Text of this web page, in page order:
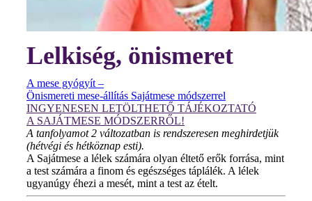
Lelkiség, önismeret
A mese gyógyít –
Önismereti mese-állítás Sajátmese módszerrel
INGYENESEN LETÖLTHETŐ TÁJÉKOZTATÓ
A SAJÁTMESE MÓDSZERRŐL!
A tanfolyamot 2 változatban is rendszeresen meghirdetjük
(hétvégi és hétköznap esti).
A Sajátmese a lélek számára olyan éltető erők forrása, mint
a test számára a finom és egészséges táplálék. A lélek
ugyanúgy éhezi a mesét, mint a test az ételt.